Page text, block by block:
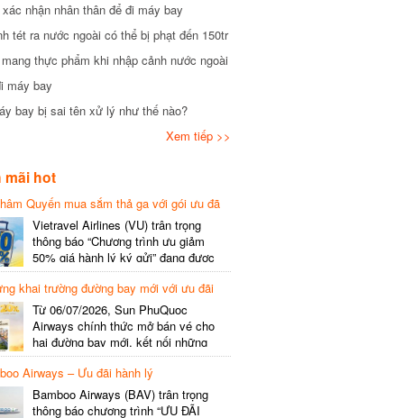
nhận nhân thân để đi máy bay
tét ra nước ngoài có thể bị phạt đến 150tr
thực phẩm khi nhập cảnh nước ngoài
bay
bay bị sai tên xử lý như thế nào?
Xem tiếp >>
hot
Quyến mua sắm thả ga với gói ưu đã
gói cước
Vietravel Airlines (VU) trân trọng
thông báo “Chương trình ưu giảm
50% giá hành lý ký gửi” đang được
triển khai cho đường bay quốc tế mới
kết nối từ TP. Hồ Chí Minh
(SGN) đi Thâm Quyến – Trung Quốc
(SZX), chi tiết như sau: LỊCH BAY
CHI TIẾT Đường bay SHCB Giờ khởi
hành Giờ đến Tần suất…
khai trường đường bay mới với ưu đãi
Từ 06/07/2026, Sun PhuQuoc
Airways chính thức mở bán vé cho
hai đường bay mới, kết nối những
điểm đến giàu trải nghiệm, giúp hành
khách khám phá vẻ đẹp thiên nhiên
và văn hóa của miền Trung Việt Nam.
Thông tin đường bay mới Đường bay
Airways – Ưu đãi hành lý
Bamboo Airways (BAV) trân trọng
thông báo chương trình “ƯU ĐÃI